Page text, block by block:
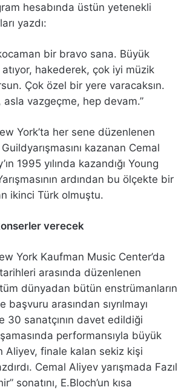
hesabında üstün yetenekli
yazdı:
bir bravo sana. Büyük
atıyor, hakederek, çok iyi müzik
Çok özel bir yere varacaksın.
asla vazgeçme, hep devam.”
York’ta her sene düzenlenen
kazanan Cemal
1995 yılında kazandığı Young
ardından bu ölçekte bir
ikinci Türk olmuştu.
verecek
York Kaufman Music Center’da
arasında düzenlenen
dünyadan bütün enstrümanların
başvuru arasından sıyrılmayı
30 sanatçının davet edildiği
performansıyla büyük
Aliyev, finale kalan sekiz kişi
Cemal Aliyev yarışmada Fazıl
sonatını, E.Bloch’un kısa